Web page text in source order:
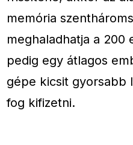
memória
meghaladhatja a 200
pedig egy átlagos
gépe kicsit gyorsabb
fog kifizetni.